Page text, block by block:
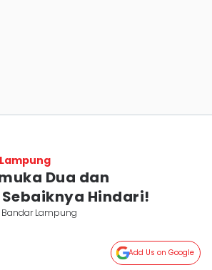
Lampung
Dua dan
Hindari!
Bandar Lampung
Add Us on Google